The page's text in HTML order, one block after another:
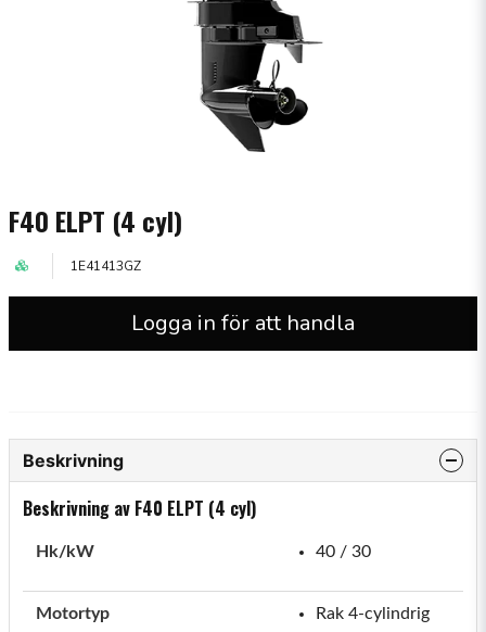
F40 ELPT (4 cyl)
1E41413GZ
Logga in för att handla
Beskrivning
Beskrivning av F40 ELPT (4 cyl)
Hk/kW 40 / 30
Motortyp Rak 4-cylindrig